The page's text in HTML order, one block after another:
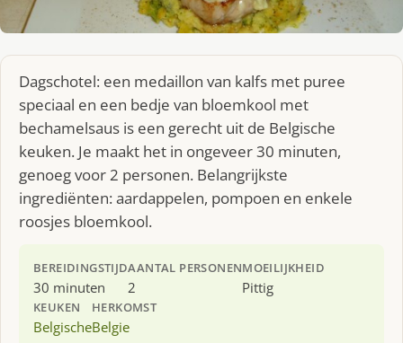
Dagschotel: een medaillon van kalfs met puree
speciaal en een bedje van bloemkool met
bechamelsaus is een gerecht uit de Belgische
keuken. Je maakt het in ongeveer 30 minuten,
genoeg voor 2 personen. Belangrijkste
ingrediënten: aardappelen, pompoen en enkele
roosjes bloemkool.
BEREIDINGSTIJD
30 minuten
AANTAL PERSONEN
2
MOEILIJKHEID
Pittig
KEUKEN
Belgische
HERKOMST
Belgie